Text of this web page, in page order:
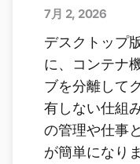
7月 2, 2026
デスクトップ
に、コンテナ
ブを分離して
有しない仕組
の管理や仕事
が簡単になり